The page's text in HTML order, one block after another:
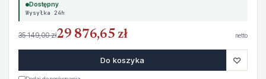
Dostępny
Wysyłka 24h
35 149,00 zł29 876,65 zł netto
Do koszyka ♡